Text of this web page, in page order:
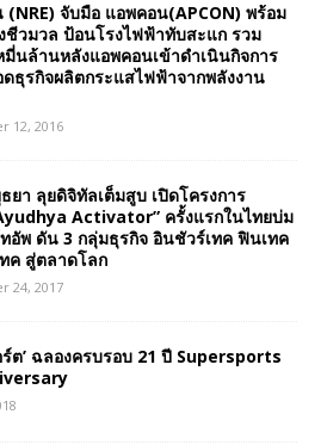
(NRE) จับมือ แอพคอน(APCON) พร้อม
ชีวมวล ป้อนโรงไฟฟ้าทับสะแก รวม
มี่นล้านหลังแอพคอนเข้าดำเนินกิจการ
ธุรกิจผลิตกระแสไฟฟ้าจากพลังงาน
12, 2016
ยา ลุยดิจิทัลเต็มสูบ เปิดโครงการ
Activator” ครั้งแรกในไทยบ่ม
อัพ ดัน 3 กลุ่มธุรกิจ อินชัวร์เทค ฟินเทค
ค สู่ตลาดโลก
24, 2017
ต’ ฉลองครบรอบ 21 ปี Supersports